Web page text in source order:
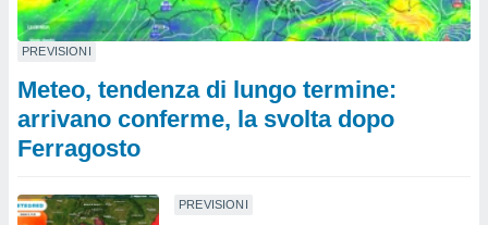
PREVISIONI
Meteo, tendenza di lungo termine:
arrivano conferme, la svolta dopo
Ferragosto
PREVISIONI